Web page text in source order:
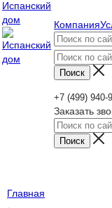
Компания
+7 (499) 940-
Заказать
Главная